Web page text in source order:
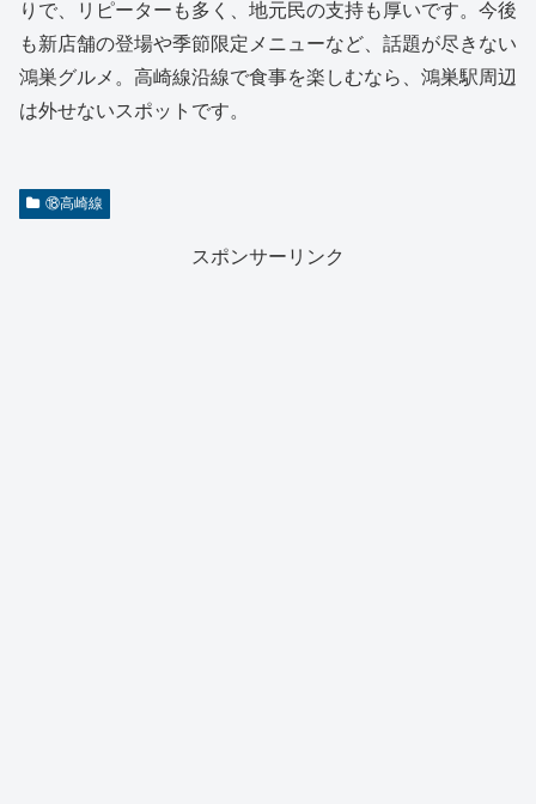
りで、リピーターも多く、地元民の支持も厚いです。今後
も新店舗の登場や季節限定メニューなど、話題が尽きない
鴻巣グルメ。高崎線沿線で食事を楽しむなら、鴻巣駅周辺
は外せないスポットです。
⑱高崎線
スポンサーリンク